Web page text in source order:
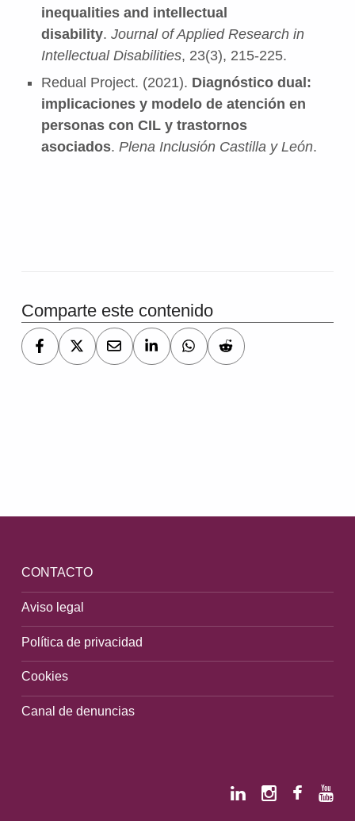
inequalities and intellectual
disability. Journal of Applied Research in
Intellectual Disabilities, 23(3), 215-225.
Redual Project. (2021). Diagnóstico dual:
implicaciones y modelo de atención en
personas con CIL y trastornos
asociados. Plena Inclusión Castilla y León.
Comparte este contenido
CONTACTO
Aviso legal
Política de privacidad
Cookies
Canal de denuncias